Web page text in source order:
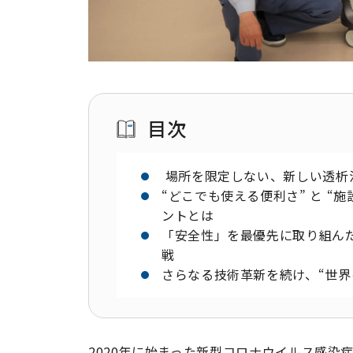
目次
場所を限定しない、新しい透
“どこでも使える便利さ” と “
ントとは
「安全性」を最優先に取り組
戦
さらなる技術革新を続け、“世